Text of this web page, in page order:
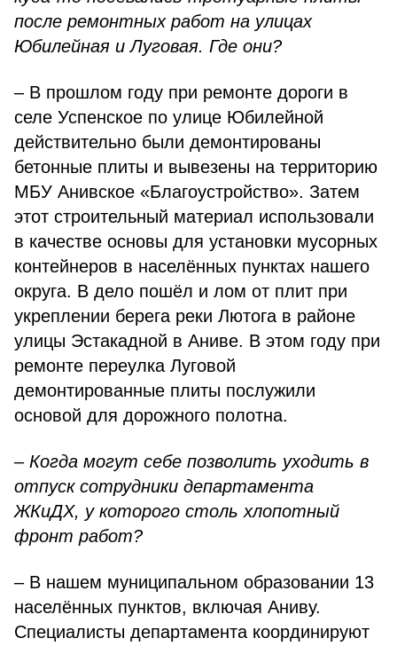
после ремонтных работ на улицах
Юбилейная и Луговая. Где они?
– В прошлом году при ремонте дороги в
селе Успенское по улице Юбилейной
действительно были демонтированы
бетонные плиты и вывезены на территорию
МБУ Анивское «Благоустройство». Затем
этот строительный материал использовали
в качестве основы для установки мусорных
контейнеров в населённых пунктах нашего
округа. В дело пошёл и лом от плит при
укреплении берега реки Лютога в районе
улицы Эстакадной в Аниве. В этом году при
ремонте переулка Луговой
демонтированные плиты послужили
основой для дорожного полотна.
– Когда могут себе позволить уходить в
отпуск сотрудники департамента
ЖКиДХ, у которого столь хлопотный
фронт работ?
– В нашем муниципальном образовании 13
населённых пунктов, включая Аниву.
Специалисты департамента координируют